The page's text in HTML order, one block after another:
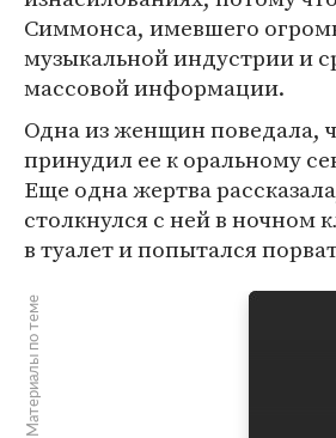
Симмонса, имевшего
музыкальной индустрии и
массовой информации.
Одна из женщин поведала,
принудил ее к оральному
Еще одна жертва
столкнулся с ней в ночном
в туалет и попытался
Материалы по теме